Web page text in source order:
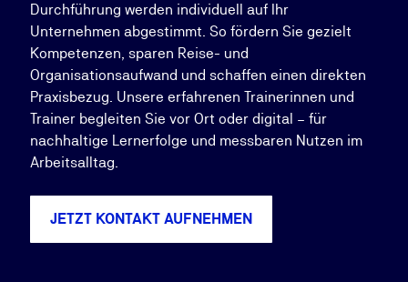
Durchführung werden individuell auf Ihr
Unternehmen abgestimmt. So fördern Sie gezielt
Kompetenzen, sparen Reise- und
Organisationsaufwand und schaffen einen direkten
Praxisbezug. Unsere erfahrenen Trainerinnen und
Trainer begleiten Sie vor Ort oder digital – für
nachhaltige Lernerfolge und messbaren Nutzen im
Arbeitsalltag.
JETZT KONTAKT AUFNEHMEN